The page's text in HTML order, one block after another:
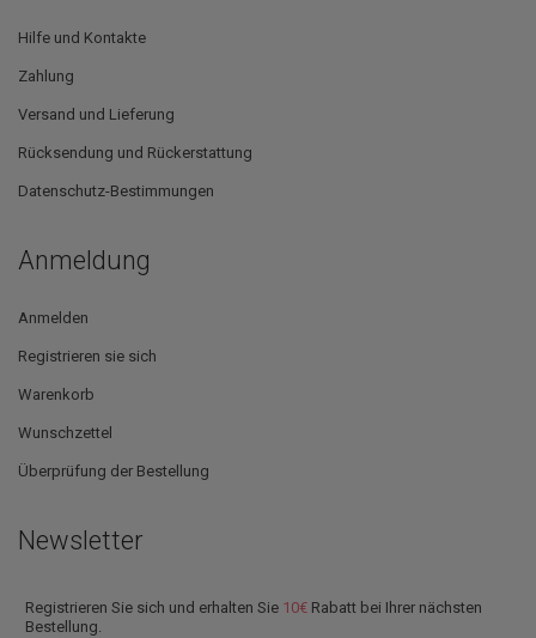
Hilfe und Kontakte
Zahlung
Versand und Lieferung
Rücksendung und Rückerstattung
Datenschutz-Bestimmungen
Anmeldung
Anmelden
Registrieren sie sich
Warenkorb
Wunschzettel
Überprüfung der Bestellung
Newsletter
Registrieren Sie sich und erhalten Sie 10€ Rabatt bei Ihrer nächsten
Bestellung.